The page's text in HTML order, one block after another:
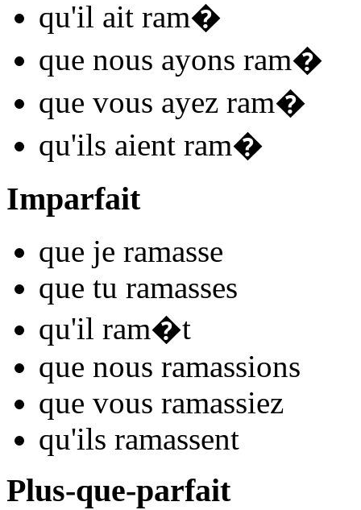
qu'il ait ram�
que nous ayons ram�
que vous ayez ram�
qu'ils aient ram�
Imparfait
que je ramasse
que tu ramasses
qu'il ram�t
que nous ramassions
que vous ramassiez
qu'ils ramassent
Plus-que-parfait